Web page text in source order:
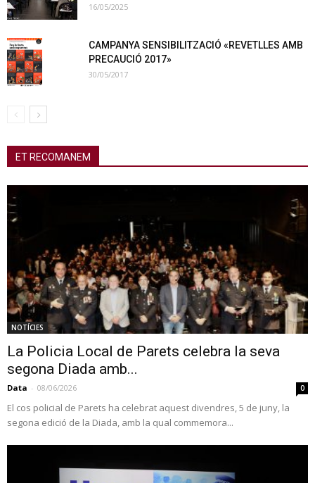
16/05/2025
CAMPANYA SENSIBILITZACIÓ «REVETLLES AMB
PRECAUCIÓ 2017»
30/05/2017
ET RECOMANEM
NOTÍCIES
La Policia Local de Parets celebra la seva
segona Diada amb...
Data - 08/06/2026 0
El cos policial de Parets ha celebrat aquest divendres, 5 de juny, la
segona edició de la Diada, amb la qual commemora...